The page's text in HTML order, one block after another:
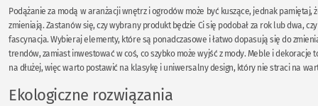
Podążanie za modą w aranżacji wnętrz i ogrodów może być kuszące, jednak pamiętaj,
zmieniają. Zastanów się, czy wybrany produkt będzie Ci się podobał za rok lub dwa,
fascynacja. Wybieraj elementy, które są ponadczasowe i łatwo dopasują się do
trendów, zamiast inwestować w coś, co szybko może wyjść z mody. Meble i dekoracje
na dłużej, więc warto postawić na klasykę i uniwersalny design, który nie straci na
Ekologiczne rozwiązania